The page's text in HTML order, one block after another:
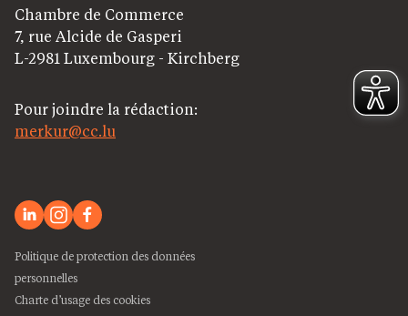
Chambre de Commerce
7, rue Alcide de Gasperi
L-2981 Luxembourg - Kirchberg
Pour joindre la rédaction:
merkur@cc.lu
Politique de protection des données
personnelles
Charte d’usage des cookies